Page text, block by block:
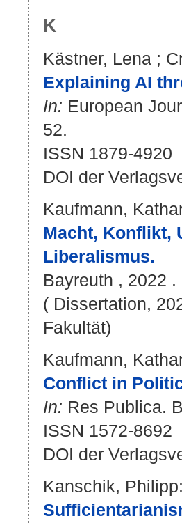
K
Kästner, Lena ;
Explaining AI
In: European
52.
ISSN 1879-4920
DOI der
Kaufmann,
Macht, Konflikt,
Liberalismus.
Bayreuth , 2022 .
( Dissertation,
Fakultät)
Kaufmann,
Conflict in
In: Res Publica.
ISSN 1572-8692
DOI der
Kanschik, Philipp